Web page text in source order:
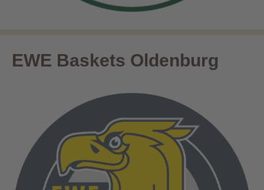
EWE Baskets Oldenburg